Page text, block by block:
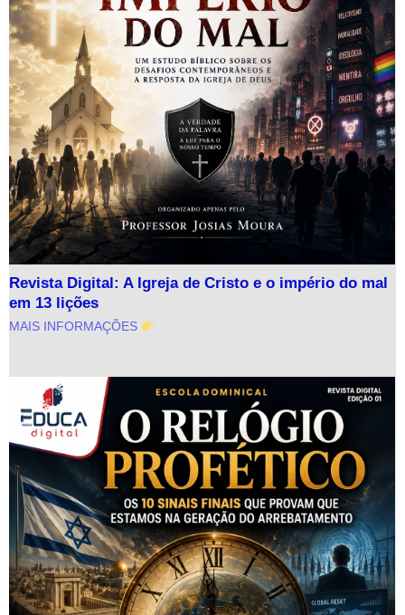
Revista Digital: A Igreja de Cristo e o império do mal
em 13 lições
MAIS INFORMAÇÕES